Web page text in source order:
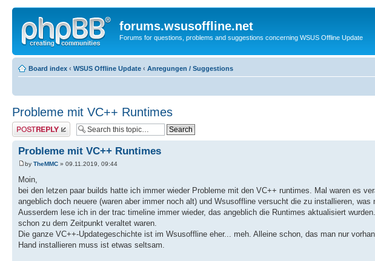
forums.wsusoffline.net
Forums for questions, problems and suggestions concerning WSUS Offline Update
Board index ‹ WSUS Offline Update ‹ Anregungen / Suggestions
Probleme mit VC++ Runtimes
Post a reply
Probleme mit VC++ Runtimes
by TheMMC » 09.11.2019, 09:44
Moin,
bei den letzen paar builds hatte ich immer wieder Probleme mit den VC++ runtimes. Mal waren es
angeblich doch neuere (waren aber immer noch alt) und Wsusoffline versucht die zu installieren, was
Ausserdem lese ich in der trac timeline immer wieder, das angeblich die Runtimes aktualisiert
schon zu dem Zeitpunkt veraltet waren.
Die ganze VC++-Updategeschichte ist im Wsusoffline eher... meh. Alleine schon, das man nur
Hand installieren muss ist etwas seltsam.